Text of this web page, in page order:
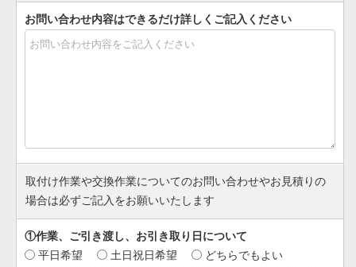
お問い合わせ内容はできるだけ詳しくご記入ください
取付け作業や交換作業についてのお問い合わせやお見積りの
場合は必ずご記入をお願いいたします
①作業、ご引き渡し、お引き取り日について
平日希望
土日祝日希望 どちらでもよい